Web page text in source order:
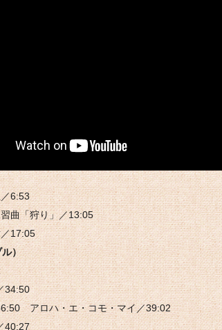
6:53
曲「狩り」／13:05
17:05
ル）
34:50
アロハ・エ・コモ・マイ／39:02
40:27